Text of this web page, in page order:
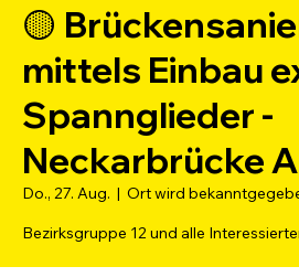
🟡
mittels Einbau
Spannglieder -
Neckarbrücke A
Do., 27. Aug.
  |
Ort wird
Bezirksgruppe 12 und alle